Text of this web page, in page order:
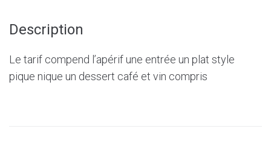
Description
Le tarif compend l’apérif une entrée un plat style
pique nique un dessert café et vin compris